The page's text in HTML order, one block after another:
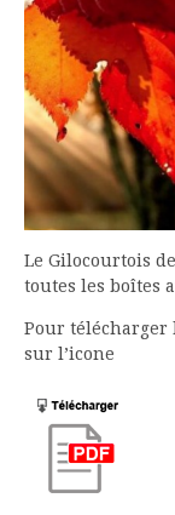
Le Gilocourtois
toutes les boîtes
Pour télécharger
sur l’icone